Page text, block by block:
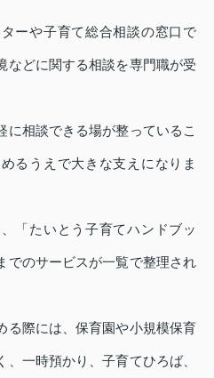
ーや子育て総合相談の窓口で
などに関する相談を専門職が受
に相談できる場が整っているこ
るうえで大きな支えになりま
「たいとう子育てハンドブッ
でのサービスが一覧で整理され
る際には、保育園や小規模保育
一時預かり、子育てひろば、